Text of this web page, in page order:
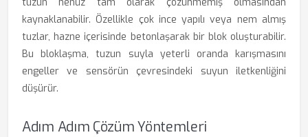
kaynaklanabilir. Özellikle çok ince yapılı veya nem almış
tuzlar, hazne içerisinde betonlaşarak bir blok oluşturabilir.
Bu bloklaşma, tuzun suyla yeterli oranda karışmasını
engeller ve sensörün çevresindeki suyun iletkenliğini
düşürür.
Adım Adım Çözüm Yöntemleri